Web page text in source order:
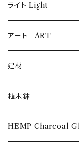
ロックグラス〜Rock
ウイスキーグラス〜
ゴブレット〜Goblet〜
ショットグラス〜Shot
ワイングラス~Wine
ライト Light
アート ART
建材
植木鉢
HEMP Charcoal